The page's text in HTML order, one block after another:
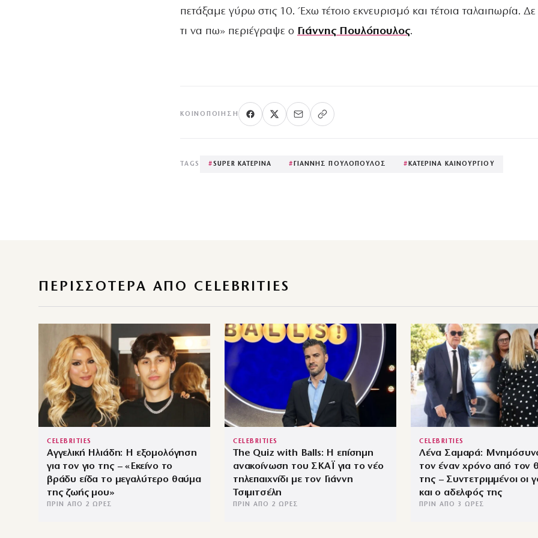
πετάξαμε γύρω στις 10. Έχω τέτοιο εκνευρισμό και τέτοια ταλαιπωρία.
τι να πω» περιέγραψε ο Γιάννης Πουλόπουλος.
ΚΟΙΝΟΠΟΊΗΣΗ
TAGS #SUPER ΚΑΤΕΡΙΝΑ # ΓΙΑΝΝΗΣ ΠΟΥΛΟΠΟΥΛΟΣ # ΚΑΤΕΡΙΝΑ ΚΑΙΝΟΥΡΓΙΟΥ
ΠΕΡΙΣΣΌΤΕΡΑ ΑΠΌ CELEBRITIES
CELEBRITIES
Αγγελική Ηλιάδη: Η εξομολόγηση
για τον γιο της – «Εκείνο το
βράδυ είδα το μεγαλύτερο θαύμα
της ζωής μου»
ΠΡΙΝ ΑΠΌ 2 ΏΡΕΣ
CELEBRITIES
The Quiz with Balls: Η επίσημη
ανακοίνωση του ΣΚΑΪ για το νέο
τηλεπαιχνίδι με τον Γιάννη
Τσιμιτσέλη
ΠΡΙΝ ΑΠΌ 2 ΏΡΕΣ
CELEBRITIES
Λένα Σαμαρά:
τον έναν χρόνο από τον
της – Συντετριμμένοι οι
και ο αδελφός της
ΠΡΙΝ ΑΠΌ 3 ΏΡΕΣ